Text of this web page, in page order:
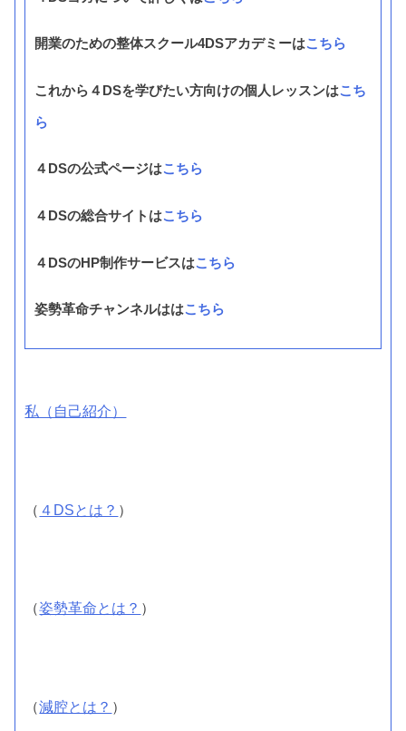
開業のための整体スクール4DSアカデミーはこちら
これから４DSを学びたい方向けの個人レッスンはこち
ら
４DSの公式ページはこちら
４DSの総合サイトはこちら
４DSのHP制作サービスはこちら
姿勢革命チャンネルははこちら
私（自己紹介）
（ ４DSとは？ ）
（姿勢革命とは？ ）
（減腔とは？ ）